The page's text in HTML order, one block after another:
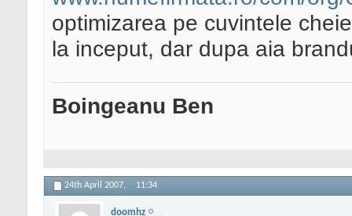
optimizarea pe cuvintele
la inceput, dar dupa aia
Boingeanu Ben
24th April 2007, 11:34
doomhz